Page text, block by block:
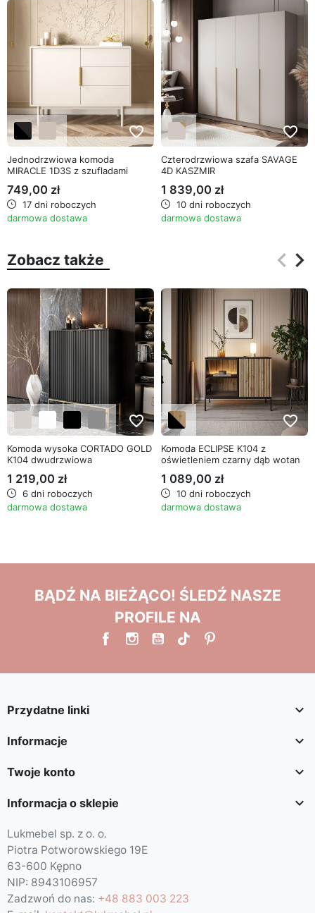
favorite_border
Jednodrzwiowa komoda
MIRACLE 1D3S z szufladami
749,00 zł
17 dni roboczych
darmowa dostawa
favorite_border
Czterodrzwiowa szafa SAVAGE
4D KASZMIR
1 839,00 zł
10 dni roboczych
darmowa dostawa
Zobacz także keyboard_arrow_left
keyboard_arrow_right
favorite_border
Komoda wysoka CORTADO GOLD
K104 dwudrzwiowa
1 219,00 zł
6 dni roboczych
darmowa dostawa
favorite_border
Komoda ECLIPSE K104 z
oświetleniem czarny dąb wotan
1 089,00 zł
10 dni roboczych
darmowa dostawa
BĄDŹ NA BIEŻĄCO! ŚLEDŹ NASZE
PROFILE NA
Przydatne linki 
Informacje 
Twoje konto 
Informacja o sklepie 
Lukmebel sp. z o. o.
Piotra Potworowskiego 19E
63-600 Kępno
NIP: 8943106957
Zadzwoń do nas: +48 883 003 223